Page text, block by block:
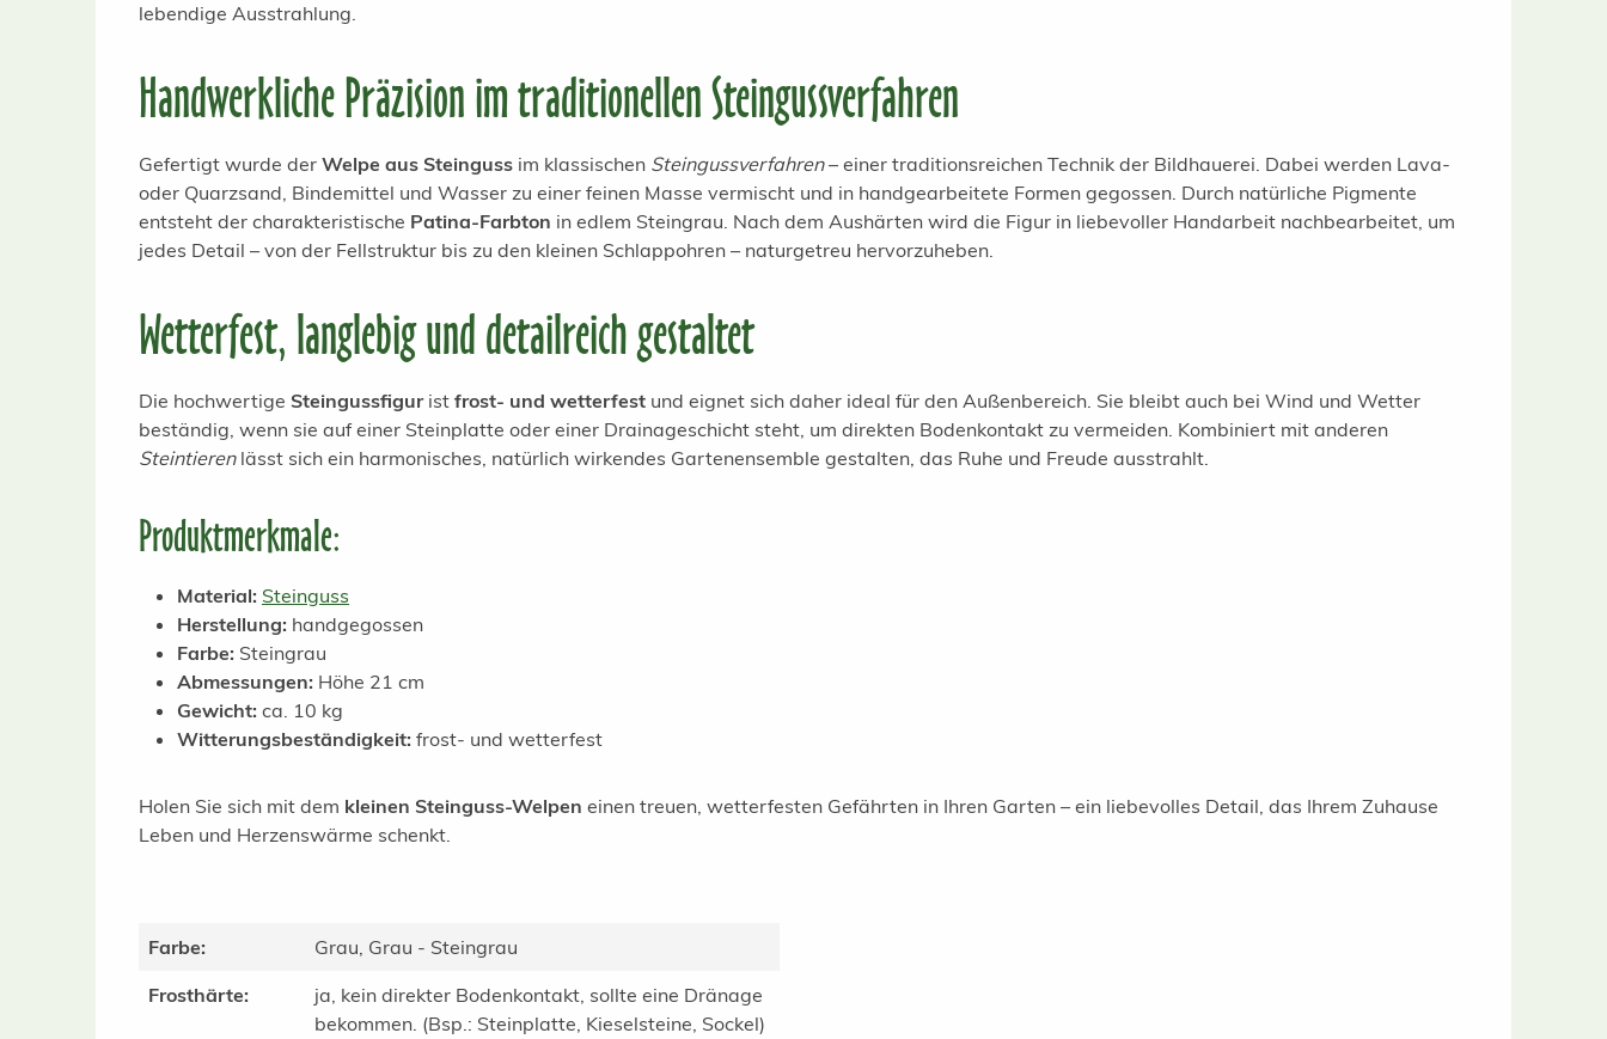
lebendige Ausstrahlung.
Handwerkliche Präzision im traditionellen Steingussverfahren
Gefertigt wurde der Welpe aus Steinguss im klassischen Steingussverfahren– einer traditionsreichen Technik der Bildhauerei. Dabei werden Lava-
oder Quarzsand, Bindemittel und Wasser zu einer feinen Masse vermischt und in handgearbeitete Formen gegossen. Durch natürliche Pigmente
entsteht der charakteristische Patina-Farbton in edlem Steingrau. Nach dem Aushärten wird die Figur in liebevoller Handarbeit nachbearbeitet, um
jedes Detail – von der Fellstruktur bis zu den kleinen Schlappohren – naturgetreu hervorzuheben.
Wetterfest, langlebig und detailreich gestaltet
Die hochwertige Steingussfigurist frost- und wetterfest und eignet sich daher ideal für den Außenbereich. Sie bleibt auch bei Wind und Wetter
beständig, wenn sie auf einer Steinplatte oder einer Drainageschicht steht, um direkten Bodenkontakt zu vermeiden. Kombiniert mit anderen
Steintierenlässt sich ein harmonisches, natürlich wirkendes Gartenensemble gestalten, das Ruhe und Freude ausstrahlt.
Produktmerkmale:
Material: Steinguss
Herstellung: handgegossen
Farbe: Steingrau
Abmessungen: Höhe 21 cm
Gewicht: ca. 10 kg
Witterungsbeständigkeit: frost- und wetterfest
Holen Sie sich mit dem kleinen Steinguss-Welpen einen treuen, wetterfesten Gefährten in Ihren Garten – ein liebevolles Detail, das Ihrem Zuhause
Leben und Herzenswärme schenkt.
Farbe:
Grau, Grau - Steingrau
Frosthärte:
ja, kein direkter Bodenkontakt, sollte eine Dränage
bekommen. (Bsp.: Steinplatte, Kieselsteine, Sockel)